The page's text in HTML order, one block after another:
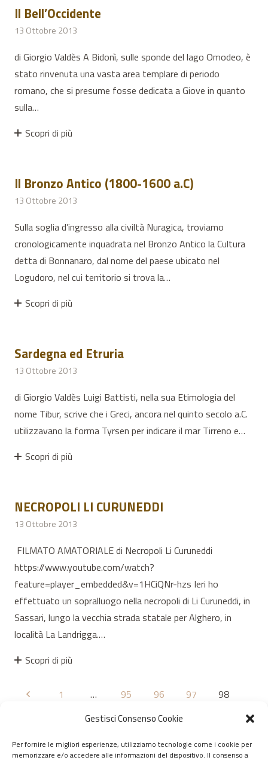
Gestisci Consenso Cookie
Per fornire le migliori esperienze, utilizziamo tecnologie come i cookie per
memorizzare e/o accedere alle informazioni del dispositivo. Il consenso a
Il Bell’Occidente
13 Ottobre 2013
di Giorgio Valdès A Bidonì, sulle sponde del lago Omodeo, è
stato rinvenuta una vasta area templare di periodo
romano, che si presume fosse dedicata a Giove in quanto
sulla…
Scopri di più
Il Bronzo Antico (1800-1600 a.C)
13 Ottobre 2013
Sulla soglia d’ingresso alla civiltà Nuragica, troviamo
cronologicamente inquadrata nel Bronzo Antico la Cultura
detta di Bonnanaro, dal nome del paese ubicato nel
Logudoro, nel cui territorio si trova la…
Scopri di più
Sardegna ed Etruria
13 Ottobre 2013
di Giorgio Valdès Luigi Battisti, nella sua Etimologia del
nome Tibur, scrive che i Greci, ancora nel quinto secolo a.C.
utilizzavano la forma Tyrsen per indicare il mar Tirreno e…
Scopri di più
NECROPOLI LI CURUNEDDI
13 Ottobre 2013
FILMATO AMATORIALE di Necropoli Li Curuneddi
https://www.youtube.com/watch?
feature=player_embedded&v=1HCiQNr-hzs Ieri ho
effettuato un sopralluogo nella necropoli di Li Curuneddi, in
Sassari, lungo la vecchia strada statale per Alghero, in
località La Landrigga.…
Scopri di più
1 … 95 96 97
98
101 102